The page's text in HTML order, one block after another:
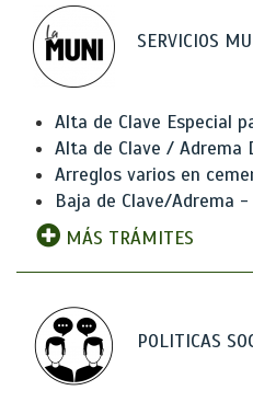
SERVICIOS
Alta de Clave Especial
Alta de Clave / Adrema
Arreglos varios en
Baja de Clave/Adrema
MÁS TRÁMITES
POLITICAS